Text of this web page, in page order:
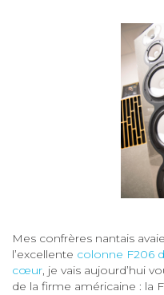
Mes confrères nantais
l’excellente colonne F206
cœur, je vais aujourd’hui
de la firme américaine : la